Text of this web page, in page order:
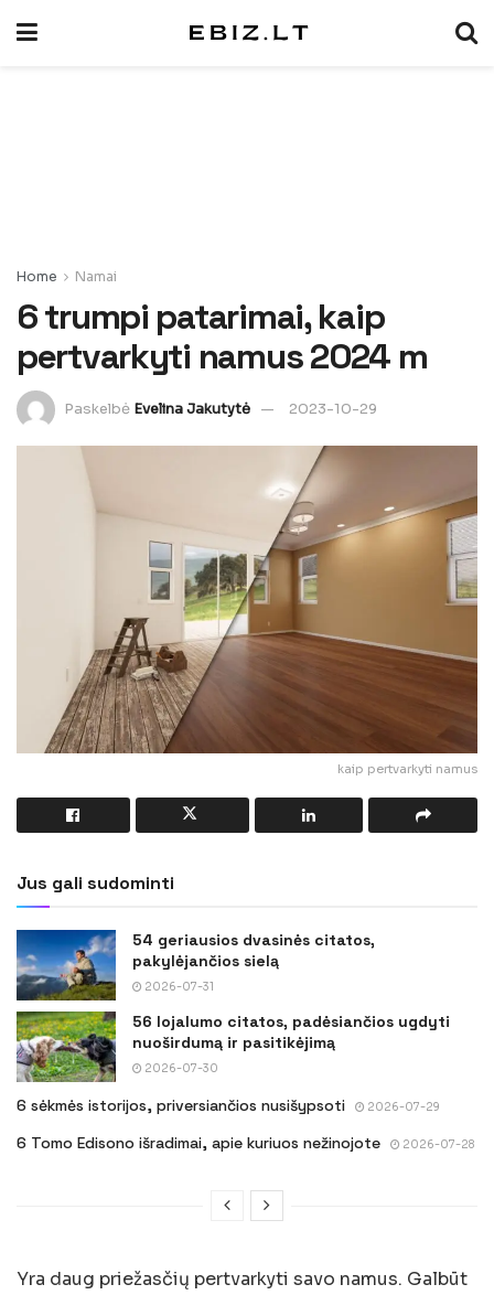
Home Namai
6 trumpi patarimai, kaip
pertvarkyti namus 2024 m
Paskelbė Evelina Jakutytė 2023-10-29
kaip pertvarkyti namus
Jus gali sudominti
54 geriausios dvasinės citatos,
pakylėjančios sielą
2026-07-31
56 lojalumo citatos, padėsiančios ugdyti
nuoširdumą ir pasitikėjimą
2026-07-30
6 sėkmės istorijos, priversiančios nusišypsoti 2026-07-29
6 Tomo Edisono išradimai, apie kuriuos nežinojote 2026-07-28
Yra daug priežasčių pertvarkyti savo namus. Galbūt